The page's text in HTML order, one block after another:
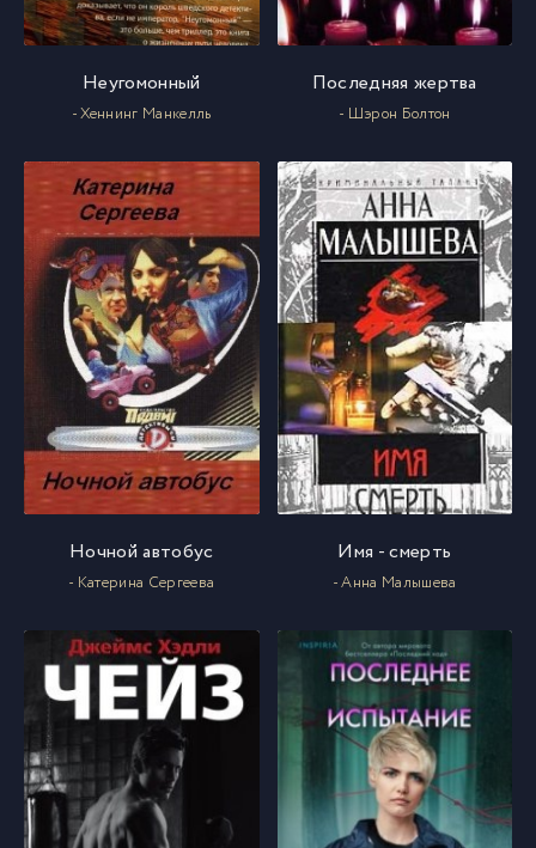
Неугомонный
- Хеннинг Манкелль
Последняя жертва
- Шэрон Болтон
Ночной автобус
- Катерина Сергеева
Имя - смерть
- Анна Малышева